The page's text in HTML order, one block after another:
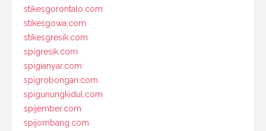
stikesgorontalo.com
stikesgowa.com
stikesgresik.com
spigresik.com
spigianyar.com
spigrobongan.com
spigunungkidul.com
spijember.com
spijombang.com